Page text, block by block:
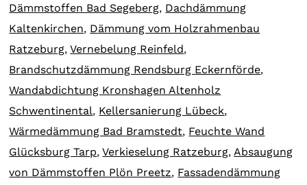
Dämmstoffen Bad Segeberg, Dachdämmung
Kaltenkirchen, Dämmung vom Holzrahmenbau
Ratzeburg,Vernebelung Reinfeld,
Brandschutzdämmung Rendsburg Eckernförde,
Wandabdichtung Kronshagen Altenholz
Schwentinental, Kellersanierung Lübeck,
Wärmedämmung Bad Bramstedt, Feuchte Wand
Glücksburg Tarp,Verkieselung Ratzeburg, Absaugung
von Dämmstoffen Plön Preetz, Fassadendämmung